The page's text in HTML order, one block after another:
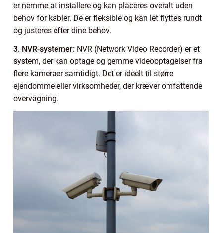
er nemme at installere og kan placeres overalt uden
behov for kabler. De er fleksible og kan let flyttes rundt
og justeres efter dine behov.
3. NVR-systemer: NVR (Network Video Recorder) er et
system, der kan optage og gemme videooptagelser fra
flere kameraer samtidigt. Det er ideelt til større
ejendomme eller virksomheder, der kræver omfattende
overvågning.